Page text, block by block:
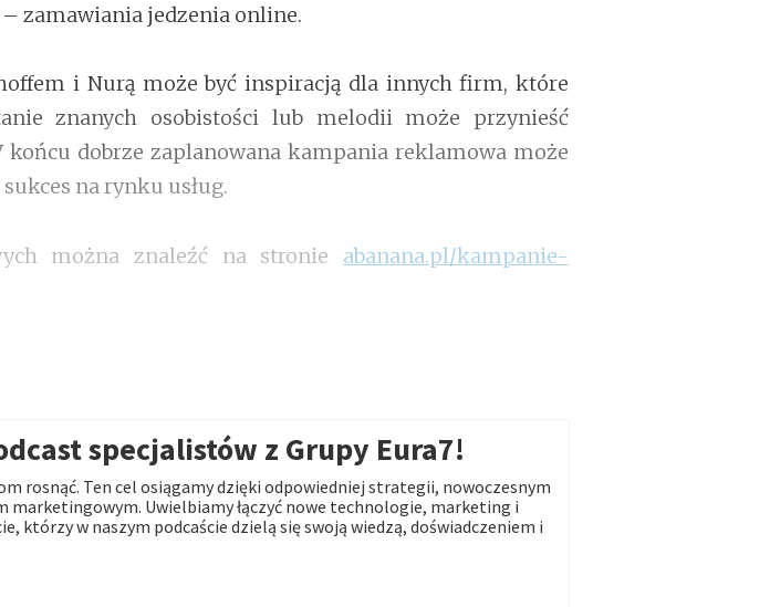
zamawiania jedzenia online.
i Nurą może być inspiracją dla innych firm, które
znanych osobistości lub melodii może przynieść
dobrze zaplanowana kampania reklamowa może
na rynku usług.
można znaleźć na stronie abanana.pl/kampanie-
specjalistów z Grupy Eura7!
rosnąć. Ten cel osiągamy dzięki odpowiedniej strategii, nowoczesnym
marketingowym. Uwielbiamy łączyć nowe technologie, marketing i
którzy w naszym podcaście dzielą się swoją wiedzą, doświadczeniem i